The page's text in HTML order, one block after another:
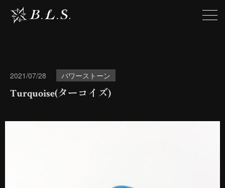
2021/07/28 パワーストーン
Turquoise(ターコイズ)